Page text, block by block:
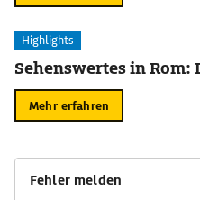
Highlights
Sehenswertes in Rom:
Mehr erfahren
Fehler melden